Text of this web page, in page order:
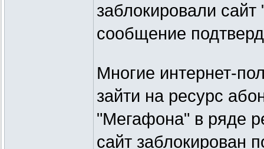
заблокировали
сообщение
Многие интернет-
зайти на ресурс
"Мегафона" в ряде
сайт заблокирован